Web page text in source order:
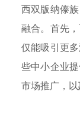
西双版纳傣
融合。首先
仅能吸引更
些中小企业
市场推广，以